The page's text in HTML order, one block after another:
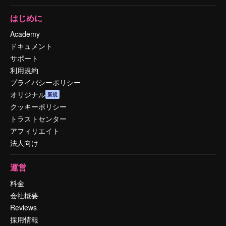
はじめに
Academy
ドキュメント
サポート
利用規約
プライバシーポリシー
オリジナル 新規
クッキーポリシー
トラストセンター
アフィリエイト
法人向け
運営
料金
会社概要
Reviews
採用情報